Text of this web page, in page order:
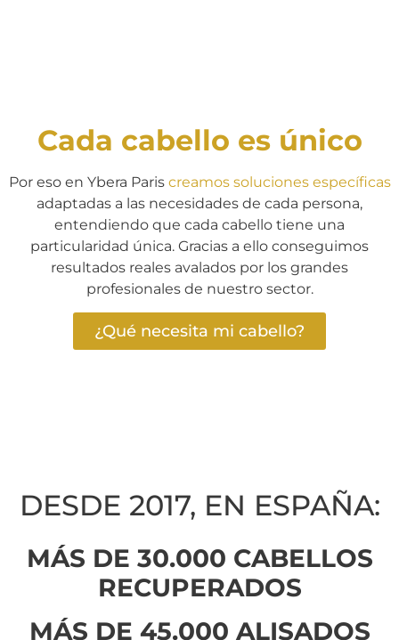
Cada cabello es único
Por eso en Ybera Paris creamos soluciones específicas
adaptadas a las necesidades de cada persona,
entendiendo que cada cabello tiene una
particularidad única. Gracias a ello conseguimos
resultados reales avalados por los grandes
profesionales de nuestro sector.
¿Qué necesita mi cabello?
DESDE 2017, EN ESPAÑA:
MÁS DE 30.000 CABELLOS
RECUPERADOS
MÁS DE 45.000 ALISADOS